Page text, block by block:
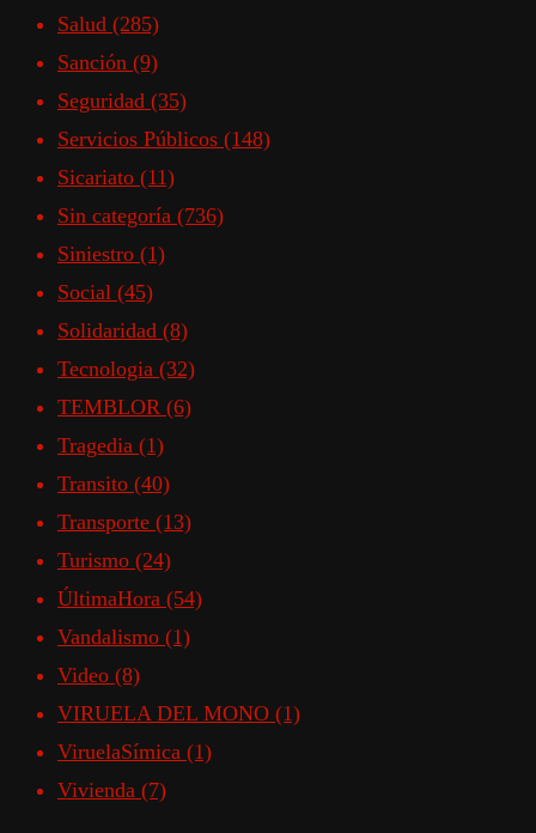
Salud (285)
Sanción (9)
Seguridad (35)
Servicios Públicos (148)
Sicariato (11)
Sin categoría (736)
Siniestro (1)
Social (45)
Solidaridad (8)
Tecnologia (32)
TEMBLOR (6)
Tragedia (1)
Transito (40)
Transporte (13)
Turismo (24)
ÚltimaHora (54)
Vandalismo (1)
Video (8)
VIRUELA DEL MONO (1)
ViruelaSímica (1)
Vivienda (7)